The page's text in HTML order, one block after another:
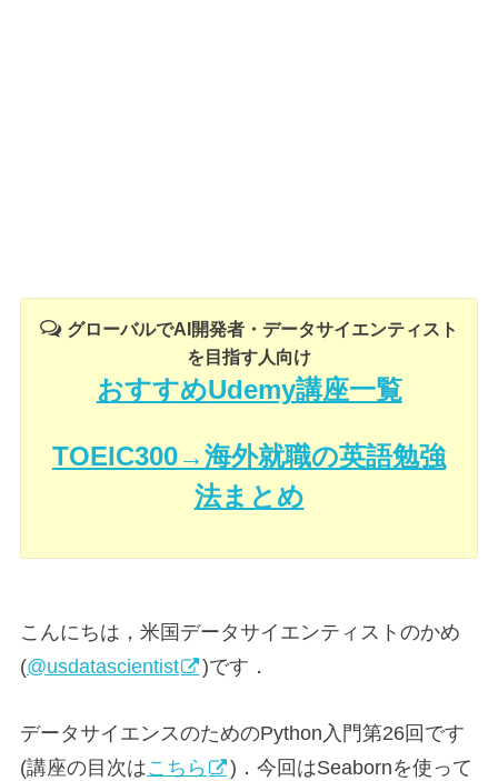
グローバルでAI開発者・データサイエンティスト
を目指す人向け
おすすめUdemy講座一覧
TOEIC300→海外就職の英語勉強
法まとめ
こんにちは，米国データサイエンティストのかめ
(@usdatascientist )です．
データサイエンスのためのPython入門第26回です
(講座の目次はこちら
)．今回はSeabornを使って